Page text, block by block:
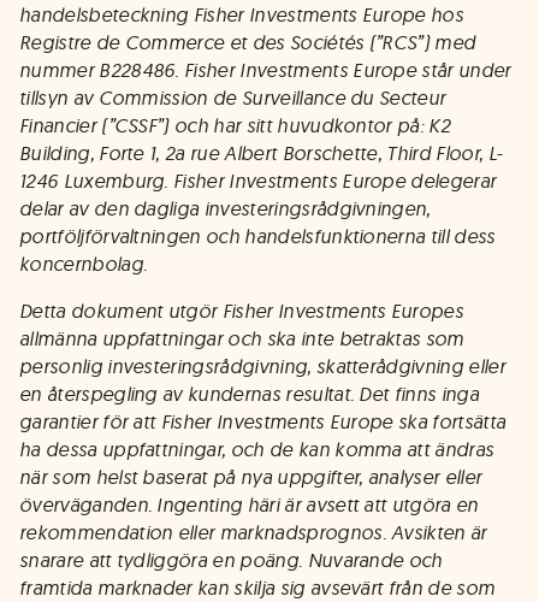
handelsbeteckning Fisher Investments Europe hos
Registre de Commerce et des Sociétés (”RCS”) med
nummer B228486. Fisher Investments Europe står under
tillsyn av Commission de Surveillance du Secteur
Financier (”CSSF”) och har sitt huvudkontor på: K2
Building, Forte 1, 2a rue Albert Borschette, Third Floor, L-
1246 Luxemburg. Fisher Investments Europe delegerar
delar av den dagliga investeringsrådgivningen,
portföljförvaltningen och handelsfunktionerna till dess
koncernbolag.
Detta dokument utgör Fisher Investments Europes
allmänna uppfattningar och ska inte betraktas som
personlig investeringsrådgivning, skatterådgivning eller
en återspegling av kundernas resultat. Det finns inga
garantier för att Fisher Investments Europe ska fortsätta
ha dessa uppfattningar, och de kan komma att ändras
när som helst baserat på nya uppgifter, analyser eller
överväganden. Ingenting häri är avsett att utgöra en
rekommendation eller marknadsprognos. Avsikten är
snarare att tydliggöra en poäng. Nuvarande och
framtida marknader kan skilja sig avsevärt från de som